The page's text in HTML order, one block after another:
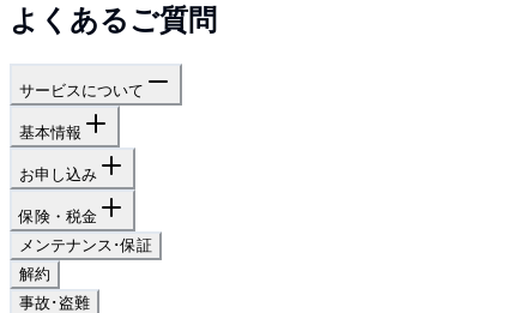
よくあるご質問
サービスについて
基本情報
お申し込み
保険・税金
メンテナンス･保証
解約
事故･盗難